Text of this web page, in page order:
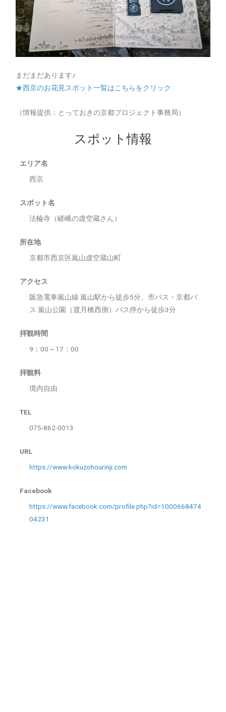
まだまだあります♪
★西京のお花見スポット一覧はこちらをクリック
（情報提供：とっておきの京都プロジェクト事務局）
スポット情報
エリア名
西京
スポット名
法輪寺（嵯峨の虚空蔵さん）
所在地
京都市西京区嵐山虚空蔵山町
アクセス
阪急電車嵐山線 嵐山駅から徒歩5分、市バス・京都バ
ス 嵐山公園（渡月橋西側）バス停から徒歩3分
拝観時間
9：00～17：00
拝観料
境内自由
TEL
075-862-0013
URL
https://www.kokuzohourinji.com
Facebook
https://www.facebook.com/profile.php?id=1000668474
04231